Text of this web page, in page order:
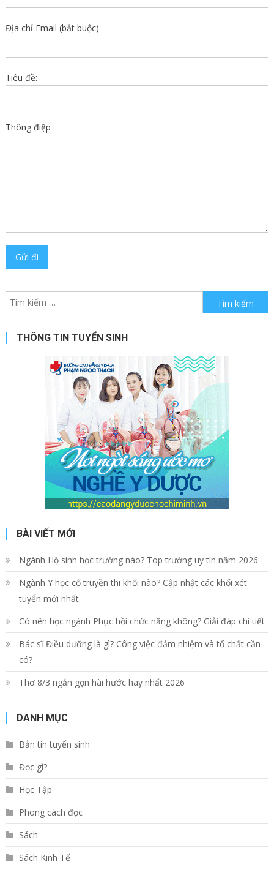
Địa chỉ Email (bắt buộc)
Tiêu đề:
Thông điệp
Tìm kiếm cho:
THÔNG TIN TUYỂN SINH
BÀI VIẾT MỚI
Ngành Hộ sinh học trường nào? Top trường uy tín năm 2026
Ngành Y học cổ truyền thi khối nào? Cập nhật các khối xét
tuyển mới nhất
Có nên học ngành Phục hồi chức năng không? Giải đáp chi tiết
Bác sĩ Điều dưỡng là gì? Công việc đảm nhiệm và tố chất cần
có?
Thơ 8/3 ngắn gọn hài hước hay nhất 2026
DANH MỤC
Bản tin tuyển sinh
Đọc gì?
Học Tập
Phong cách đọc
Sách
Sách Kinh Tế